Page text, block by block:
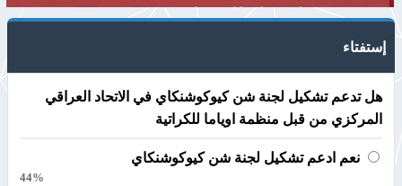
إستفتاء
هل تدعم تشكيل لجنة شن كيوكوشنكاي في الاتحاد العراقي
المركزي من قبل منظمة اوياما للكراتية
نعم ادعم تشكيل لجنة شن كيوكوشنكاي
44%